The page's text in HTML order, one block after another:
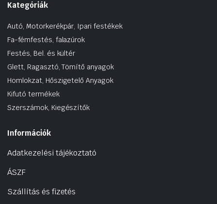
Kategóriák
Autó, Motorkerékpár, Ipari festékek
Fa-fémfestés, falazúrok
Festés, Bel. és kültér
Glett, Ragasztó, Tömítő anyagok
Homlokzat, Hőszigetelő Anyagok
Kifutó termékek
Szerszámok, Kiegészítők
Információk
Adatkezelési tájékoztató
ÁSZF
Szállítás és fizetés